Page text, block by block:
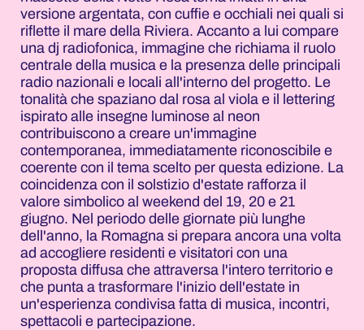
versione argentata, con cuffie e occhiali nei quali si
riflette il mare della Riviera. Accanto a lui compare
una dj radiofonica, immagine che richiama il ruolo
centrale della musica e la presenza delle principali
radio nazionali e locali all'interno del progetto. Le
tonalità che spaziano dal rosa al viola e il lettering
ispirato alle insegne luminose al neon
contribuiscono a creare un'immagine
contemporanea, immediatamente riconoscibile e
coerente con il tema scelto per questa edizione. La
coincidenza con il solstizio d'estate rafforza il
valore simbolico al weekend del 19, 20 e 21
giugno. Nel periodo delle giornate più lunghe
dell'anno, la Romagna si prepara ancora una volta
ad accogliere residenti e visitatori con una
proposta diffusa che attraversa l'intero territorio e
che punta a trasformare l'inizio dell'estate in
un'esperienza condivisa fatta di musica, incontri,
spettacoli e partecipazione.